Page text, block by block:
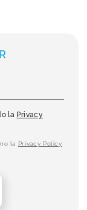
la Privacy
la Privacy Policy